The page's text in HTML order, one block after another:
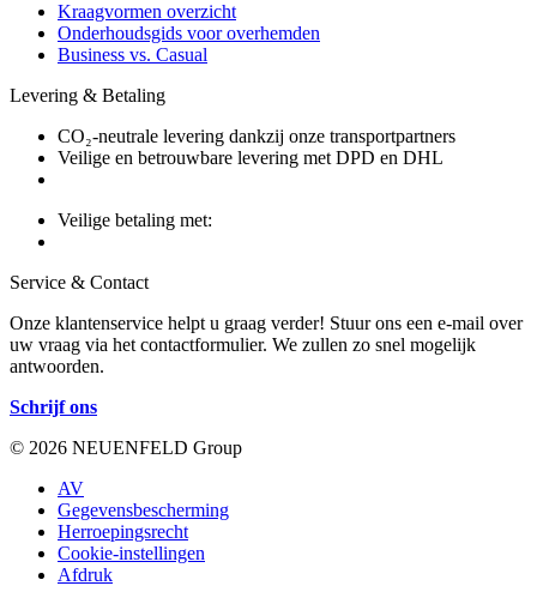
Kraagvormen overzicht
Onderhoudsgids voor overhemden
Business vs. Casual
Levering & Betaling
CO₂-neutrale levering dankzij onze transportpartners
Veilige en betrouwbare levering met DPD en DHL
Veilige betaling met:
Service & Contact
Onze klantenservice helpt u graag verder! Stuur ons een e-mail over
uw vraag via het contactformulier. We zullen zo snel mogelijk
antwoorden.
Schrijf ons
© 2026 NEUENFELD Group
AV
Gegevensbescherming
Herroepingsrecht
Cookie-instellingen
Afdruk